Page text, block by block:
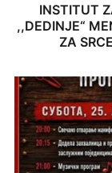
INSTITUT
,,DEDINJE“
ZA